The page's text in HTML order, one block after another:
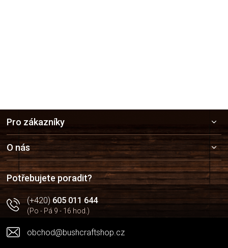
a
t
í
Pro zákazníky
O nás
Potřebujete poradit?
(+420)605 011 644
(Po - Pá 9 - 16 hod.)
obchod@bushcraftshop.cz